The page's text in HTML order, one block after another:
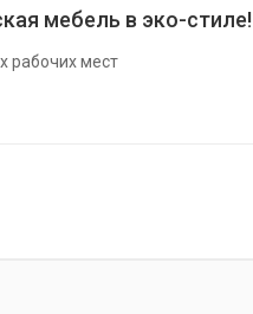
мебель в эко-стиле!
рабочих мест